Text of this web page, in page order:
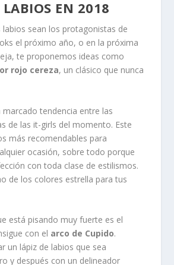
EN 2018
labios sean los protagonistas de
el próximo año, o en la próxima
te proponemos ideas como
rojo cereza, un clásico que nunca
tendencia entre las
de las it-girls del momento. Este
más recomendables para
ocasión, sobre todo porque
con toda clase de estilismos.
de los colores estrella para tus
está pisando muy fuerte es el
con el arco de Cupido.
un lápiz de labios que sea
y después con un delineador